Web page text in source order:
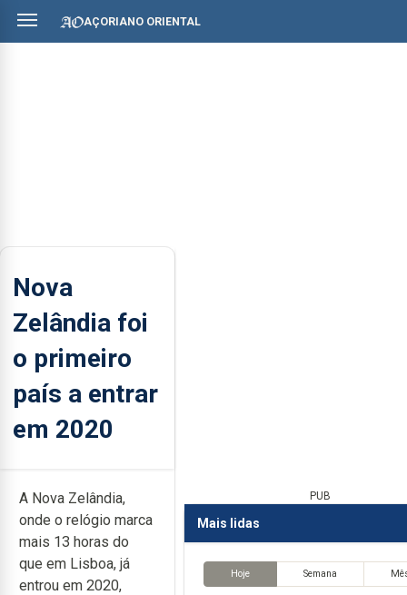
AÇORIANO ORIENTAL
Nova
Zelândia foi
o primeiro
país a entrar
em 2020
A Nova Zelândia,
onde o relógio marca
mais 13 horas do
que em Lisboa, já
entrou em 2020,
PUB
Mais lidas
Hoje Semana